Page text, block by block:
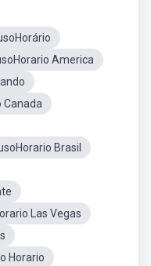
America
Canada
Brasil
Las Vegas
Horario